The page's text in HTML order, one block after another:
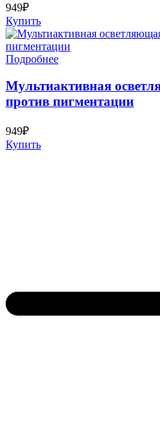
949₽
Купить
Подробнее
Мультиактивная
против пигментации
949₽
Купить